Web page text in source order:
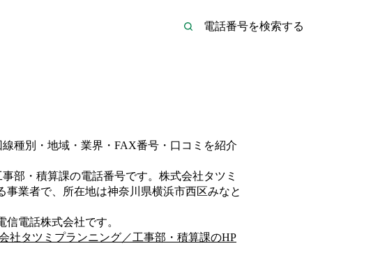
種別・地域・業界・FAX番号・口コミを紹介
部・積算課の電話番号です。 株式会社タツミ
事業者で、所在地は神奈川県横浜市西区みなと
信電話株式会社です。
社タツミプランニング／工事部・積算課のHP